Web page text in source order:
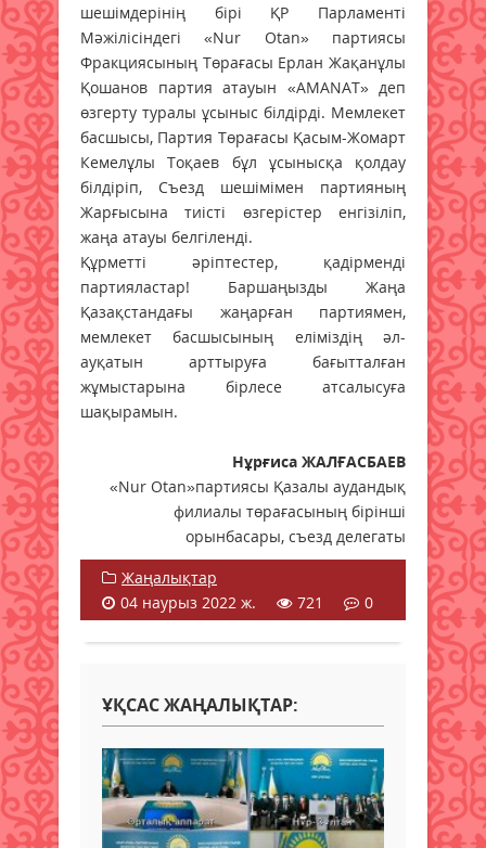
шешімдерінің бірі ҚР Парламенті
Мәжілісіндегі «Nur Otan» партиясы
Фракциясының Төрағасы Ерлан Жақанұлы
Қошанов партия атауын «AMANAT» деп
өзгерту туралы ұсыныс білдірді. Мемлекет
басшысы, Партия Төрағасы Қасым-Жомарт
Кемелұлы Тоқаев бұл ұсынысқа қолдау
білдіріп, Съезд шешімімен партияның
Жарғысына тиісті өзгерістер енгізіліп,
жаңа атауы белгіленді.
Құрметті әріптестер, қадірменді
партияластар! Баршаңызды Жаңа
Қазақстандағы жаңарған партиямен,
мемлекет басшысының еліміздің әл-
ауқатын арттыруға бағытталған
жұмыстарына бірлесе атсалысуға
шақырамын.
Нұрғиса ЖАЛҒАСБАЕВ
«Nur Otan»партиясы Қазалы аудандық
филиалы төрағасының бірінші
орынбасары, съезд делегаты
Жаңалықтар
04 наурыз 2022 ж.
721 0
ҰҚСАС ЖАҢАЛЫҚТАР: